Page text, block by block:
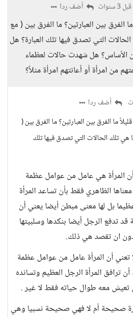
قبل 3 سنوات أضف ردا
بين العبارتين؟ ما الفرق بين ( مع
التي تصدق فيها تلك العبارة؟ هل
الأساس؟ هل شهدت حالات لعظماء
من امرأة أو أعانتهم امرأة مثلاً؟
أضف ردا
ما الفرق بين العبارتين؟ ما الفرق بين (
هي تلك الحالات التي تصدق فيها تلك
أن المرأة هي عامل من عوامل عظمة
الظاهري فقط بأن تساعد المرأة
بل لها معنى مبطن أيضا يعني أن
قد تدفع الرجل أيضا بنكدها وسلبيتها
ان تقصد هي ذلك.
تعني أن المرأة عامل من عوامل عظمة
ترافق المرأة الرجل العظيم وتسانده
تعيش معه طوال حياته فقط لا غير .
صحيحة أم لا فهي صحيحة نسبيا وهي